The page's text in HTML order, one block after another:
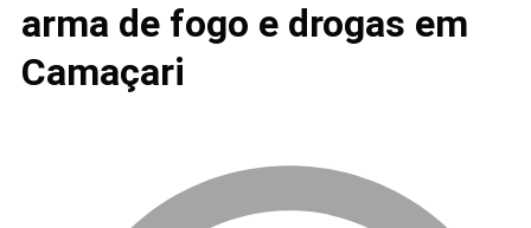
arma de fogo e drogas em
Camaçari